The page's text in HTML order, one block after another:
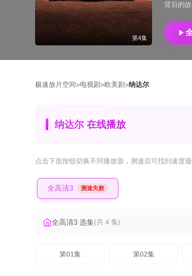
第4集
背后的
极速放片空间>电视剧>欧美剧>纳达尔
纳达尔 在线播放
点击下面按钮切换不同播放源 ，测速后可找到速度
全高清3 测速失败
全高清3 选集(共 4 集)
第01集 第02集